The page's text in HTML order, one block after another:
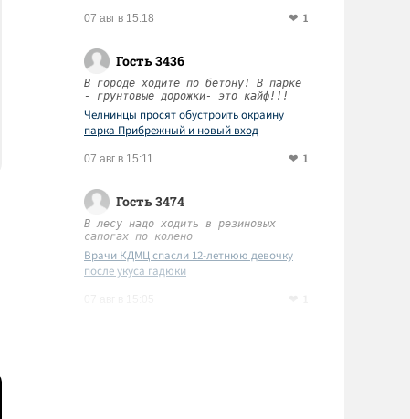
07 авг в 15:18 1
Гость 3436
В городе ходите по бетону! В парке
- грунтовые дорожки- это кайф!!!
Челнинцы просят обустроить окраину
парка Прибрежный и новый вход
07 авг в 15:11 1
Гость 3474
В лесу надо ходить в резиновых
сапогах по колено
Врачи КДМЦ спасли 12-летнюю девочку
после укуса гадюки